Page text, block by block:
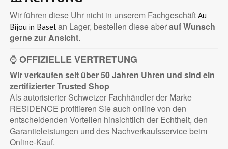
Wir führen diese Uhr nichtin unserem Fachgeschäft Au
Bijou in Baselan Lager, bestellen diese aberauf Wunsch
gerne zur Ansicht.
⌚OFFIZIELLE VERTRETUNG
Wir verkaufen seit über 50 Jahren Uhren und sind ein
zertifizierterTrusted Shop
Als autorisierter Schweizer Fachhändler der Marke
RESIDENCE profitieren Sie auch online von den
entscheidenden Vorteilen hinsichtlich der Echtheit, den
Garantieleistungen und des Nachverkaufsservice beim
Online-Kauf.